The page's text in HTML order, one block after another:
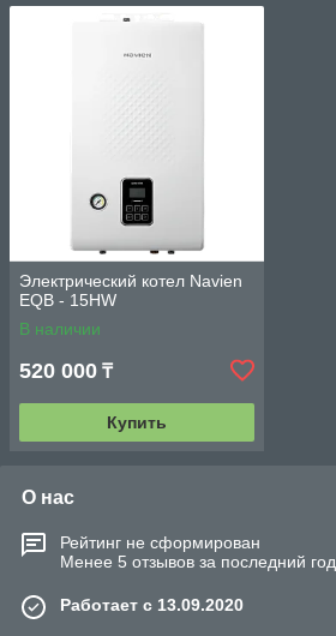
Электрический котел Navien
EQB - 15HW
В наличии
520 000 ₸
Купить
О нас
Рейтинг не сформирован
Менее 5 отзывов за последний год
Работает с 13.09.2020